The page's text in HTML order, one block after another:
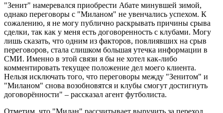
"Зенит" намеревался приобрести Абате минувшей зимой,
однако переговоры с "Миланом" не увенчались успехом. К
сожалению, я не могу публично раскрывать причины срыва
сделки, так как у меня есть договоренность с клубами. Могу
лишь сказать, что одним из факторов, повлиявших на срыв
переговоров, стала слишком большая утечка информации в
СМИ. Именно в этой связи я бы не хотел как-либо
комментировать текущее положение дел моего клиента.
Нельзя исключать того, что переговоры между "Зенитом" и
"Миланом" снова возобновятся и клубы смогут достигнуть
договорённости" – рассказал агент футболиста.
Отметим, что "Милан" рассчитывает выручить за переход